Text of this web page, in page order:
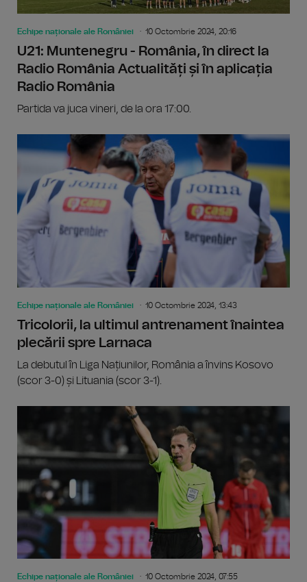
Echipe naționale ale României 10 Octombrie 2024, 20:16
U21: Muntenegru - România, în direct la
Radio România Actualități și în aplicația
Radio România
Partida va juca vineri, de la ora 17:00.
Echipe naționale ale României 10 Octombrie 2024, 13:43
Tricolorii, la ultimul antrenament înaintea
plecării spre Larnaca
La debutul în Liga Națiunilor, România a învins Kosovo
(scor 3-0) și Lituania (scor 3-1).
Echipe naționale ale României 10 Octombrie 2024, 07:55